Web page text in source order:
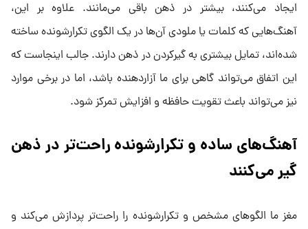
ایجاد می‌کنند، بیشتر در ذهن باقی می‌مانند. علاوه بر این،
آهنگ‌هایی که کلمات یا ملودی آن‌ها در یک الگوی تکرارشونده ساخته
شده‌اند، تمایل بیشتری به گیرکردن در ذهن دارند. جالب اینجاست که
این اتفاق می‌تواند گاهی برای ما آزاردهنده باشد، اما در برخی موارد
نیز می‌تواند باعث تقویت حافظه و افزایش تمرکز شود.
آهنگ‌های ساده و تکرارشونده راحت‌تر در ذهن
گیر می‌کنند
مغز ما الگوهای مشخص و تکرارشونده را راحت‌تر پردازش می‌کند و